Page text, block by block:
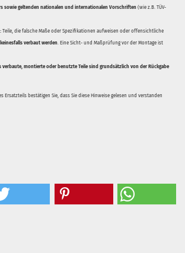
sowie geltenden nationalen und internationalen Vorschriften (wie z.B. TÜV-
Teile, die falsche Maße oder Spezifikationen aufweisen oder offensichtliche
verbaut werden. Eine Sicht- und Maßprüfung vor der Montage ist
verbaute, montierte oder benutzte Teile sind grundsätzlich von der Rückgabe
Ersatzteils bestätigen Sie, dass Sie diese Hinweise gelesen und verstanden